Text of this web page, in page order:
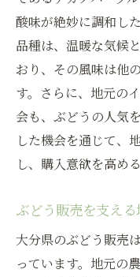
酸味が絶妙に調和し
品種は、温暖な気候
おり、その風味は他
す。さらに、地元の
会も、ぶどうの人気
した機会を通じて、
し、購入意欲を高め
ぶどう販売を支え
大分県のぶどう販売
っています。地元の